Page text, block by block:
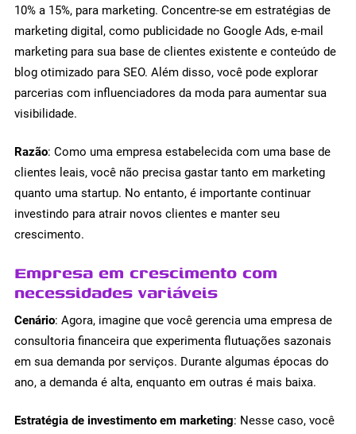
10% a 15%, para marketing. Concentre-se em estratégias de
marketing digital, como publicidade no Google Ads, e-mail
marketing para sua base de clientes existente e conteúdo de
blog otimizado para SEO. Além disso, você pode explorar
parcerias com influenciadores da moda para aumentar sua
visibilidade.
Razão: Como uma empresa estabelecida com uma base de
clientes leais, você não precisa gastar tanto em marketing
quanto uma startup. No entanto, é importante continuar
investindo para atrair novos clientes e manter seu
crescimento.
Empresa em crescimento com
necessidades variáveis
Cenário: Agora, imagine que você gerencia uma empresa de
consultoria financeira que experimenta flutuações sazonais
em sua demanda por serviços. Durante algumas épocas do
ano, a demanda é alta, enquanto em outras é mais baixa.
Estratégia de investimento em marketing: Nesse caso, você